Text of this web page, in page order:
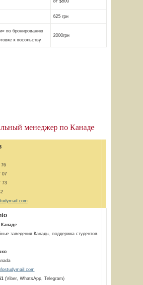
от $800
625 грн
по бронированию
к посольству
2000грн
менеджер по Канаде
заведения Канады, поддержка студентов
(Viber, WhatsApp, Telegram)